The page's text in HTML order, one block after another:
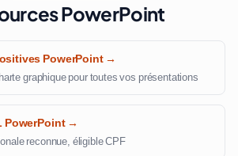
PowerPoint
PowerPoint →
graphique pour toutes vos présentations
PowerPoint →
reconnue, éligible CPF